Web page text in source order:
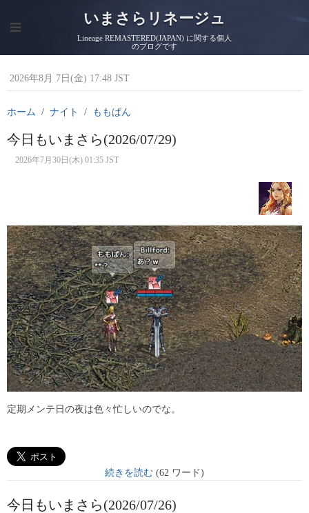
いまさらリネージュ
Lineage REMASTERED(JAPAN) に関する個人
のブログです
2026年8月 7日(金) 17:48 JST
ホーム ナイト ももぱん
今日もいまさら(2026/07/29)
2026年7月30日(木) 01:35 JST
定期メンテ日の夜は色々忙しいのでな。
続きを読む (62 ワード)
今日もいまさら(2026/07/26)